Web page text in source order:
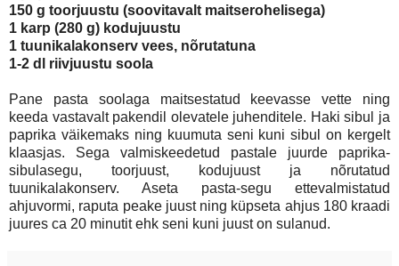
150 g toorjuustu (soovitavalt maitserohelisega)
1 karp (280 g) kodujuustu
1 tuunikalakonserv vees, nõrutatuna
1-2 dl riivjuustu soola
Pane pasta soolaga maitsestatud keevasse vette ning
keeda vastavalt pakendil olevatele juhenditele. Haki sibul ja
paprika väikemaks ning kuumuta seni kuni sibul on kergelt
klaasjas. Sega valmiskeedetud pastale juurde paprika-
sibulasegu, toorjuust, kodujuust ja nõrutatud
tuunikalakonserv. Aseta pasta-segu ettevalmistatud
ahjuvormi, raputa peake juust ning küpseta ahjus 180 kraadi
juures ca 20 minutit ehk seni kuni juust on sulanud.